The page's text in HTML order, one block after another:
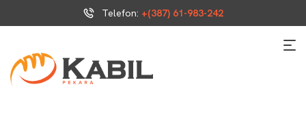
Telefon: +(387) 61-983-242